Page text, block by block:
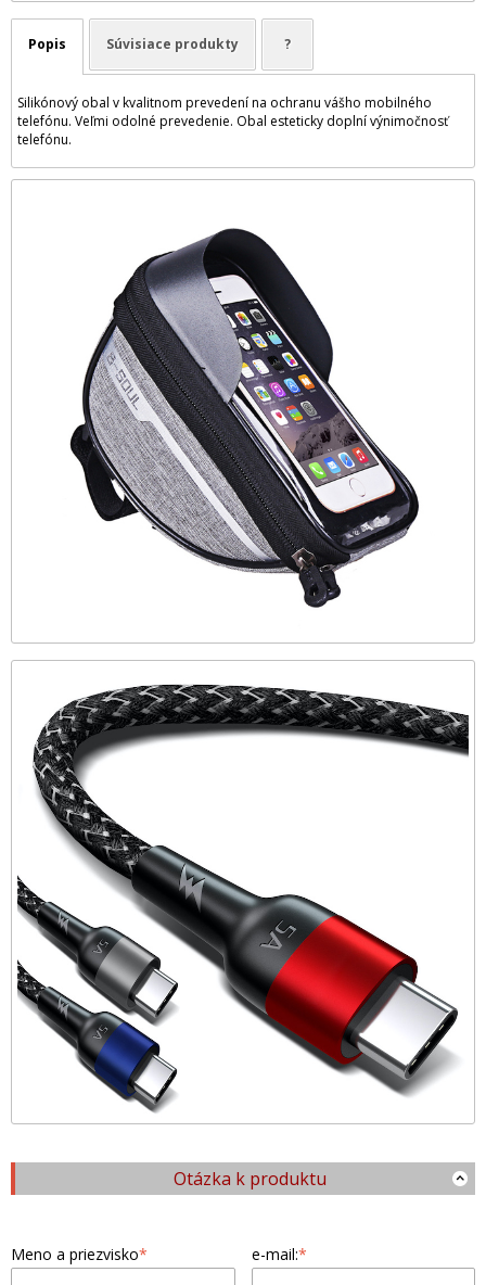
Popis Súvisiace produkty ?
Silikónový obal v kvalitnom prevedení na ochranu vášho mobilného
telefónu. Veľmi odolné prevedenie. Obal esteticky doplní výnimočnosť
telefónu.
Otázka k produktu
Meno a priezvisko* e-mail:*